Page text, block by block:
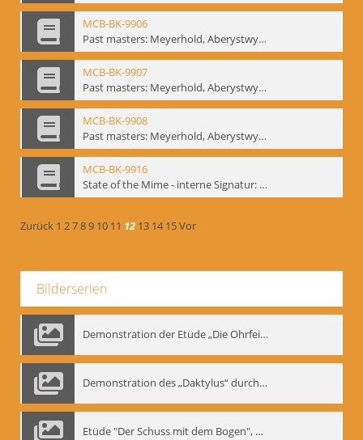
MCB-BK-9906
Past masters: Meyerhold, Aberystwyth, 27.-29.10.1995 - interne Signatur: BM-prt-94-6
MCB-BK-9907
Past masters: Meyerhold, Aberystwyth, 27.-29.10.1995 - interne Signatur: BM-prt-94-7
MCB-BK-9908
Past masters: Meyerhold, Aberystwyth, 27.-29.10.1995 - interne Signatur: BM-prt-94-8
MCB-BK-9916
State of the Mime - interne Signatur: BM-prt-100
Zurück 1 2789 10 11 12 13 14 15Vor
Bilderserien
Demonstration der Etüde „Die Ohrfeige“
Demonstration des „Daktylus“ durch Gennadij Nikolajewitsch Bogdanow, Berlin 1991
Etüde "Der Schuss mit dem Bogen", Gennadij Bogdanow